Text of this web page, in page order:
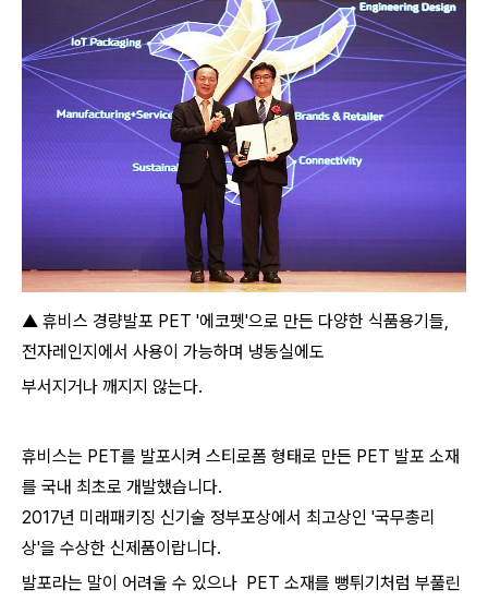
▲ 휴비스 경량발포 PET '에코펫'으로 만든 다양한 식품용기들,
전자레인지에서 사용이 가능하며 냉동실에도
부서지거나 깨지지 않는다.
휴비스는 PET를 발포시켜 스티로폼 형태로 만든 PET 발포 소재
를 국내 최초로 개발했습니다.
2017년 미래패키징 신기술 정부포상에서 최고상인 '국무총리
상'을 수상한 신제품이랍니다.
발포라는 말이 어려울 수 있으나 PET 소재를 뻥튀기처럼 부풀린